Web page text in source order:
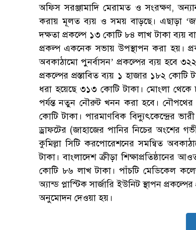
অফিস সরঞ্জামাদি মেরামত ও সংরক্ষণ,
করায় মূলত ব্যয় ও সময় বাড়ছে। এছাড়া
দক্ষতা প্রকল্পে ১৩ কোটি ৮৪ লাখ টাকা ব্যয়
প্রকল্প একনেক সভায় উপস্থাপন করা হয়।
অবকাঠামো পুনর্বাসন’ প্রকল্পের ব্যয় হবে ৩২২
প্রকল্পের প্রস্তাবিত ব্যয় ১ হাজার ১৮২ কোটি
ধরা হয়েছে ৩১৩ কোটি টাকা। মোংলা থেকে
পর্যন্ত নতুন নৌরুট খনন করা হবে।
কোটি টাকা। পারমাণবিক বিদ্যুৎকেন্দ্রের
ড্রাফটের (জাহাজের পানির নিচের অংশের
কুমিল্লা সিটি করপোরেশনের সমন্বিত
টাকা। বাংলাদেশ ক্রীড়া শিক্ষাপ্রতিষ্ঠানের
কোটি ৮৬ লাখ টাকা। পাঁচটি মেডিকেল
অ্যান্ড প্লাস্টিক সার্জারি ইউনিট স্থাপন
অনুমোদন দেওয়া হয়।